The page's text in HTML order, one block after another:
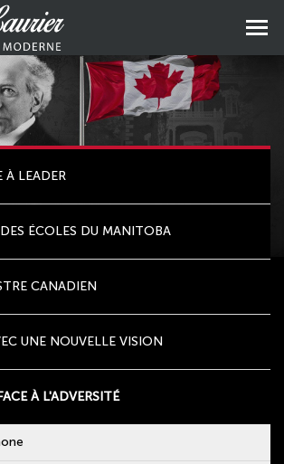
Aller
À LEADER
ÉCOLES DU MANITOBA
CANADIEN
UNE NOUVELLE VISION
À L'ADVERSITÉ